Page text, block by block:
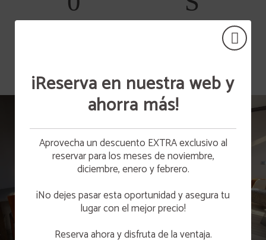
¡Reserva en nuestra web y
ahorra más!
Aprovecha un descuento EXTRA exclusivo al
reservar para los meses de noviembre,
diciembre, enero y febrero.
¡No dejes pasar esta oportunidad y asegura tu
lugar con el mejor precio!
Reserva ahora y disfruta de la ventaja.
DESAYUNOS
Desayuna en Hotel
Vetusta
DESAYUNA CON NOSOTROS O RESERVA TU
BIZCOCHO
Ven a desayunar a nuestra cafetería o contacta
con nosotros para reservar un bizcocho.
MÁS INFO
10% de Descuento
APROVÉCHATE DE UN DESCUENTO DEL 10%